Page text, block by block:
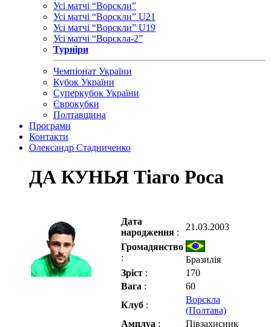
Усі матчі “Ворскли”
Усі матчі “Ворскли” U21
Усі матчі “Ворскли” U19
Усі матчі “Ворскла-2”
Турніри
Чемпіонат України
Кубок України
Суперкубок України
Єврокубки
Полтавщина
Програми
Контакти
Олександр Стадниченко
ДА КУНЬЯ Тіаго Роса
Дата
народження :
21.03.2003
Громадянство
:
Бразилія
Зріст :
170
Вага :
60
Клуб :
Ворскла
(Полтава)
Амплуа : Півзахисник